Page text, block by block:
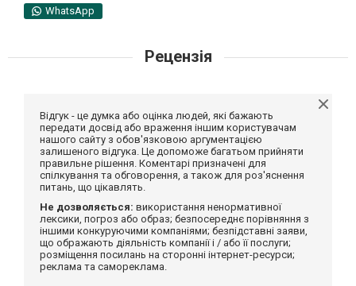
WhatsApp
Рецензія
Відгук - це думка або оцінка людей, які бажають
передати досвід або враження іншим користувачам
нашого сайту з обов'язковою аргументацією
залишеного відгука. Це допоможе багатьом прийняти
правильне рішення. Коментарі призначені для
спілкування та обговорення, а також для роз'яснення
питань, що цікавлять.
Не дозволяється: використання ненормативної
лексики, погроз або образ; безпосереднє порівняння з
іншими конкуруючими компаніями; безпідставні заяви,
що ображають діяльність компанії і / або її послуги;
розміщення посилань на сторонні інтернет-ресурси;
реклама та самореклама.